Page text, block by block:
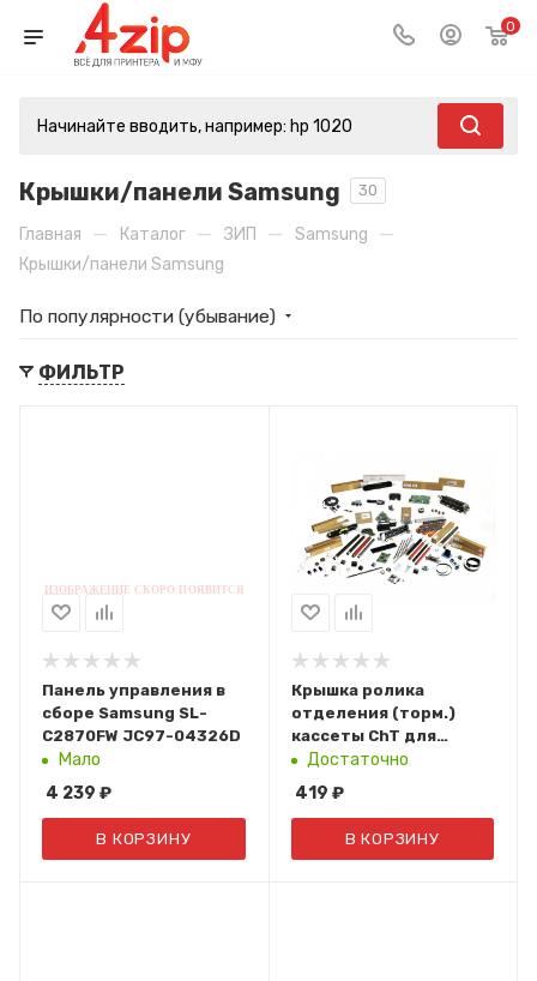
0
Крышки/панели Samsung 30
Главная — Каталог — ЗИП — Samsung —
Крышки/панели Samsung
По популярности (убывание)
ФИЛЬТР
Панель управления в
сборе Samsung SL-
C2870FW JC97-04326D
Мало
4 239 ₽
В КОРЗИНУ
Крышка ролика
отделения (торм.)
кассеты ChT для
Samsung SL-
JC90-01279B
Достаточно
419 ₽
В КОРЗИНУ